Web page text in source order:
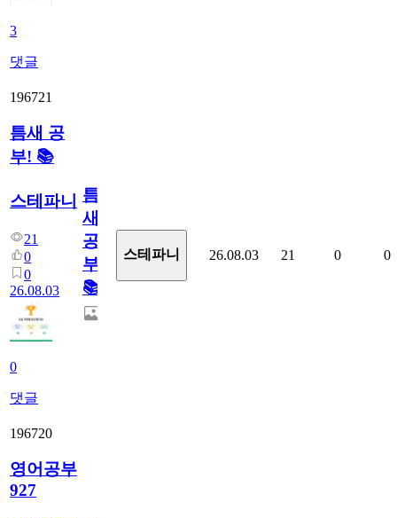
3
댓글
196721
틈새 공
부! 📚
스테파니
21
0
0
26.08.03
0
댓글
틈
새
공
부!
📚
스테파니 26.08.03 21 0 0
196720
영어공부
927